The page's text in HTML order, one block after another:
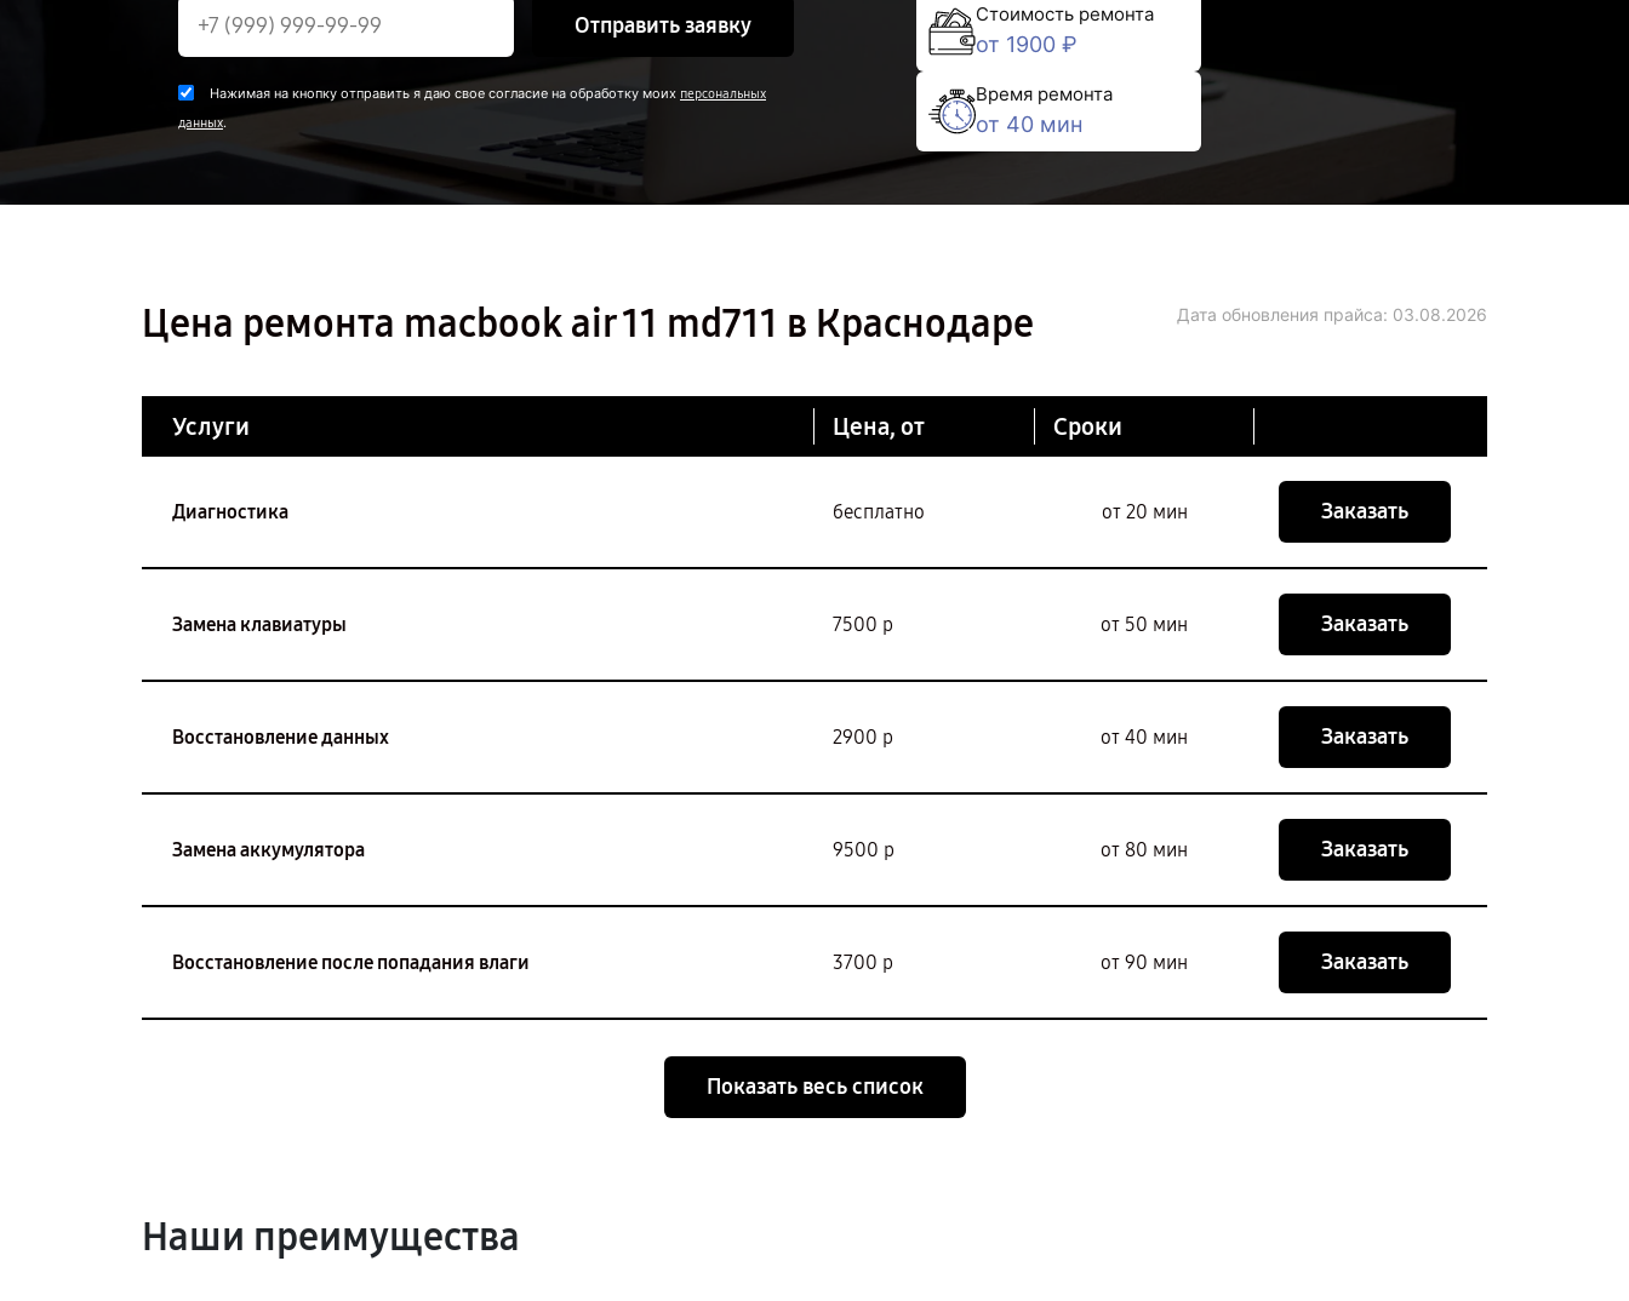
Отправить заявку
Нажимая на кнопку отправить я даю свое согласие на обработку моих персональных
данных.
Стоимость ремонта
от 1900 ₽
Время ремонта
от 40 мин
Цена ремонта macbook air 11 md711 в Краснодаре Дата обновления прайса: 03.08.2026
Услуги Цена, от Сроки
Диагностика бесплатно от 20 мин Заказать
Замена клавиатуры 7500 р от 50 мин Заказать
Восстановление данных 2900 р от 40 мин Заказать
Замена аккумулятора 9500 р от 80 мин Заказать
Восстановление после попадания влаги 3700 р от 90 мин Заказать
Показать весь список
Наши преимущества